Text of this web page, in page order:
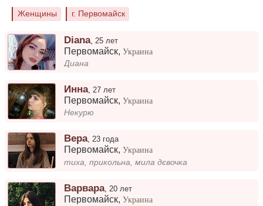
Женщины г. Первомайск
Diana, 25 лет
Первомайск,Украина
Диана
Инна, 27 лет
Первомайск,Украина
Некурю
Вера,23 года
Первомайск,Украина
тиха, прикольна, мила дєвочка
Варвара, 20 лет
Первомайск,Украина